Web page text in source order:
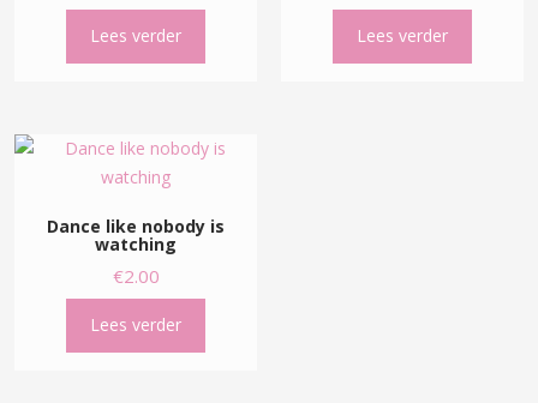
Lees verder Lees verder
Dance like nobody is
watching
€2.00
Lees verder